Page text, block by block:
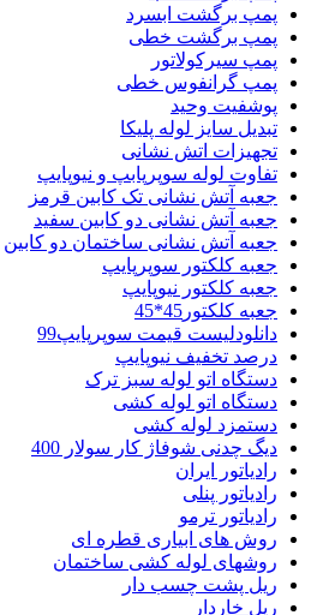
پمپ برگشت ابسرد
پمپ برگشت خطی
پمپ سیرکولاتور
پمپ گرانفوس خطی
پوشفیت وحید
تبدیل سایز لوله پلیکا
تجهیزات اتش نشانی
تفاوت لوله سوپرپابپ و نیوپایپ
جعبه آتش نشانی تک کابین قرمز
جعبه آتش نشانی دو کابین سفید
جعبه آتش نشانی ساختمان دو کابین
جعبه کلکتور سوپرپایپ
جعبه کلکتور نیوپایپ
جعبه کلکتور45*45
دانلودلیست قیمت سوپرپایپ99
درصد تخفیف نیوپایپ
دستگاه اتو لوله سبز ترک
دستگاه اتو لوله کشی
دستمزد لوله کشی
دیگ چدنی شوفاژ کار سولار 400
رادیاتور ایران
رادیاتور پنلی
رادیاتور ترمو
روش های ابیاری قطره ای
روشهای لوله کشی ساختمان
ریل پشت چسب دار
ریل خاردار